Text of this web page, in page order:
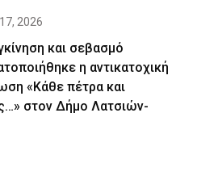
2026
και σεβασμό
η αντικατοχική
«Κάθε πέτρα και
στον Δήμο Λατσιών-